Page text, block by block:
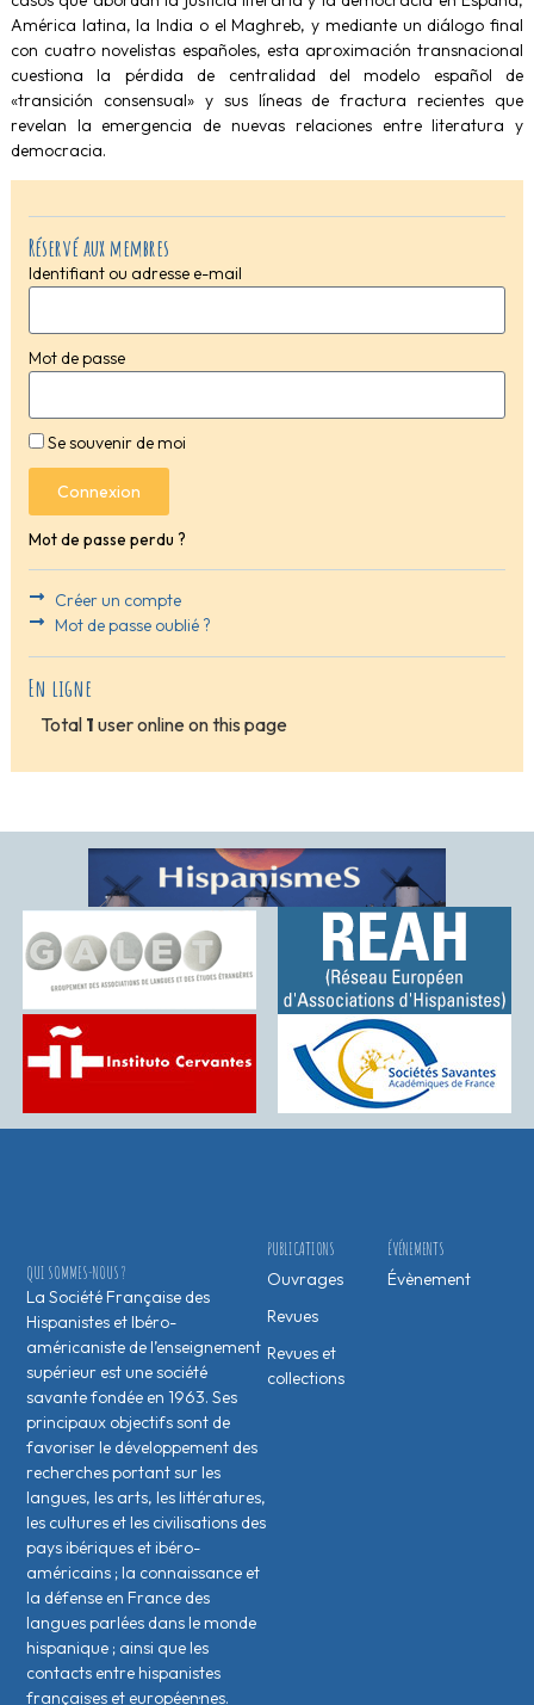
Réservé aux membres
Identifiant ou adresse e-mail
Mot de passe
Se souvenir de moi
Connexion
Mot de passe perdu ?
Créer un compte
Mot de passe oublié ?
En ligne
Total 1 user online on this page
América latina, la India o el Maghreb, y mediante un diálogo final
con cuatro novelistas españoles, esta aproximación transnacional
cuestiona la pérdida de centralidad del modelo español de
«transición consensual» y sus líneas de fractura recientes que
revelan la emergencia de nuevas relaciones entre literatura y
democracia.
ÉVÉNEMENTS
Évènement
PUBLICATIONS
Ouvrages
Revues
Revues et
collections
QUI SOMMES-NOUS ?
La Société Française des
Hispanistes et Ibéro-
américaniste de l’enseignement
supérieur est une société
savante fondée en 1963. Ses
principaux objectifs sont de
favoriser le développement des
recherches portant sur les
langues, les arts, les littératures,
les cultures et les civilisations des
pays ibériques et ibéro-
américains ; la connaissance et
la défense en France des
langues parlées dans le monde
hispanique ; ainsi que les
contacts entre hispanistes
français·es et européen·nes.